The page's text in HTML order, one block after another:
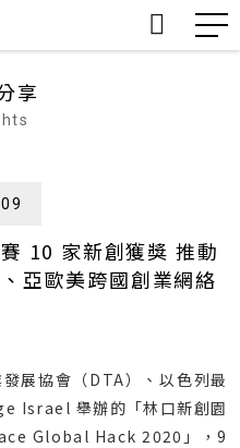
享
10 家新創獲獎 推動
亞歐美跨國創業網絡
展協會（DTA）、以色列最
Israel 舉辦的「林口新創園
Global Hack 2020」，9